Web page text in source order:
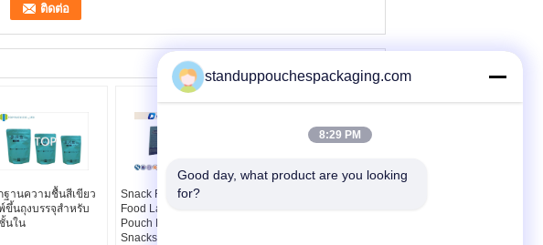
ฐานความชื้นสีเขียว
ขึ้นถุงบรรจุสำหรับ
นใน
Snack Food Plastic
Food Laminated Zipper
Pouch For Beef Jerky
Snacks
standuppouchespackaging.com
8:29 PM
Good day, what product are you looking
for?